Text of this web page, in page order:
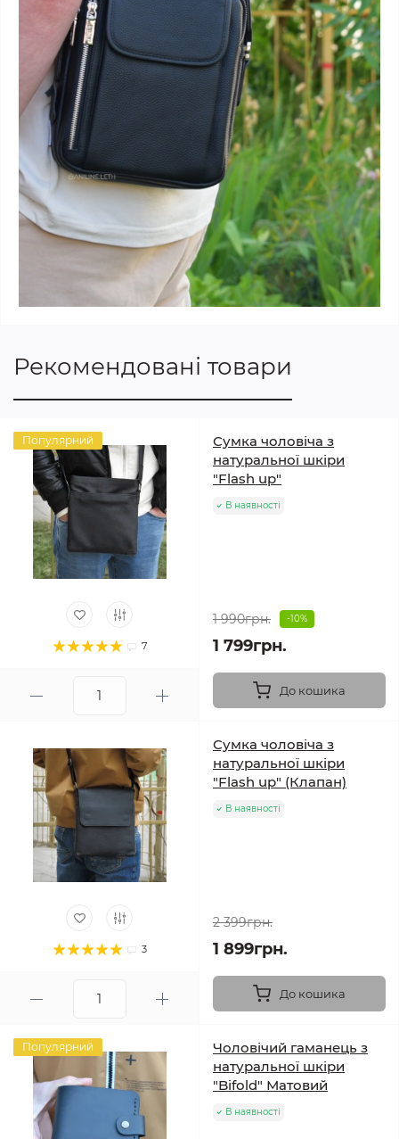
Рекомендовані товари
Популярний
7
Сумка чоловіча з
натуральної шкіри
"Flash up"
В наявності
1 990грн. -10%
1 799грн.
До кошика
3
Сумка чоловіча з
натуральної шкіри
"Flash up" (Клапан)
В наявності
2 399грн.
1 899грн.
До кошика
Популярний
Чоловічий гаманець з
натуральної шкіри
"Bifold" Матовий
В наявності